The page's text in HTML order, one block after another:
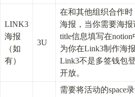
LINK3
海报
（如
有）
3U
在和其他组织合作时
海报，当你需要海
title信息填写在
为你在Link3制作海
Link3不是多签钱包
开放。
需要将活动的space